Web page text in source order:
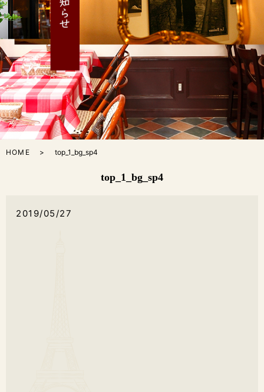
HOME top_1_bg_sp4
top_1_bg_sp4
2019/05/27